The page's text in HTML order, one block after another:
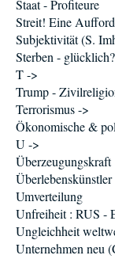
Staat - Profiteure
Streit! Eine
Subjektivität (S.
Sterben -
T ->
Trump -
Terrorismus ->
Ökonomische &
U ->
Überzeugungskraft
Überlebenskünstler
Umverteilung
Unfreiheit : RUS -
Ungleichheit
Unternehmen neu